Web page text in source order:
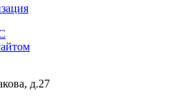
д.27